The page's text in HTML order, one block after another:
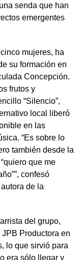
senda que han
emergentes
mujeres, ha
su formación en
Concepción.
frutos y
“Silencio”,
local liberó
en las
“Es sobre lo
también desde la
que me
confesó
de la
del grupo,
Productora en
lo que sirvió para
era sólo llegar y